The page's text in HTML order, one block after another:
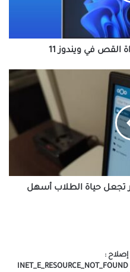
في ويندوز 11
تجعل حياة الطلاب أسهل
إصلاح :
INET_E_RESOURCE_NOT_FOUND